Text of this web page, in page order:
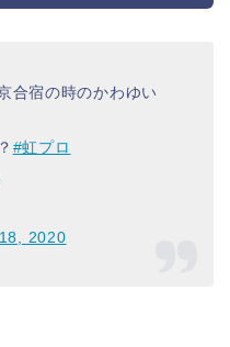
合宿の時のかわゆい
#虹プロ
2020